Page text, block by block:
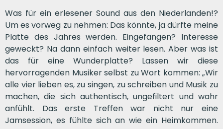
Was für ein erlesener Sound aus den Niederlanden!?
Um es vorweg zu nehmen: Das könnte, ja dürfte meine
Platte des Jahres werden. Eingefangen? Interesse
geweckt? Na dann einfach weiter lesen. Aber was ist
das für eine Wunderplatte? Lassen wir diese
hervorragenden Musiker selbst zu Wort kommen: „Wir
alle vier lieben es, zu singen, zu schreiben und Musik zu
machen, die sich authentisch, ungefiltert und wahr
anfühlt. Das erste Treffen war nicht nur eine
Jamsession, es fühlte sich an wie ein Heimkommen.